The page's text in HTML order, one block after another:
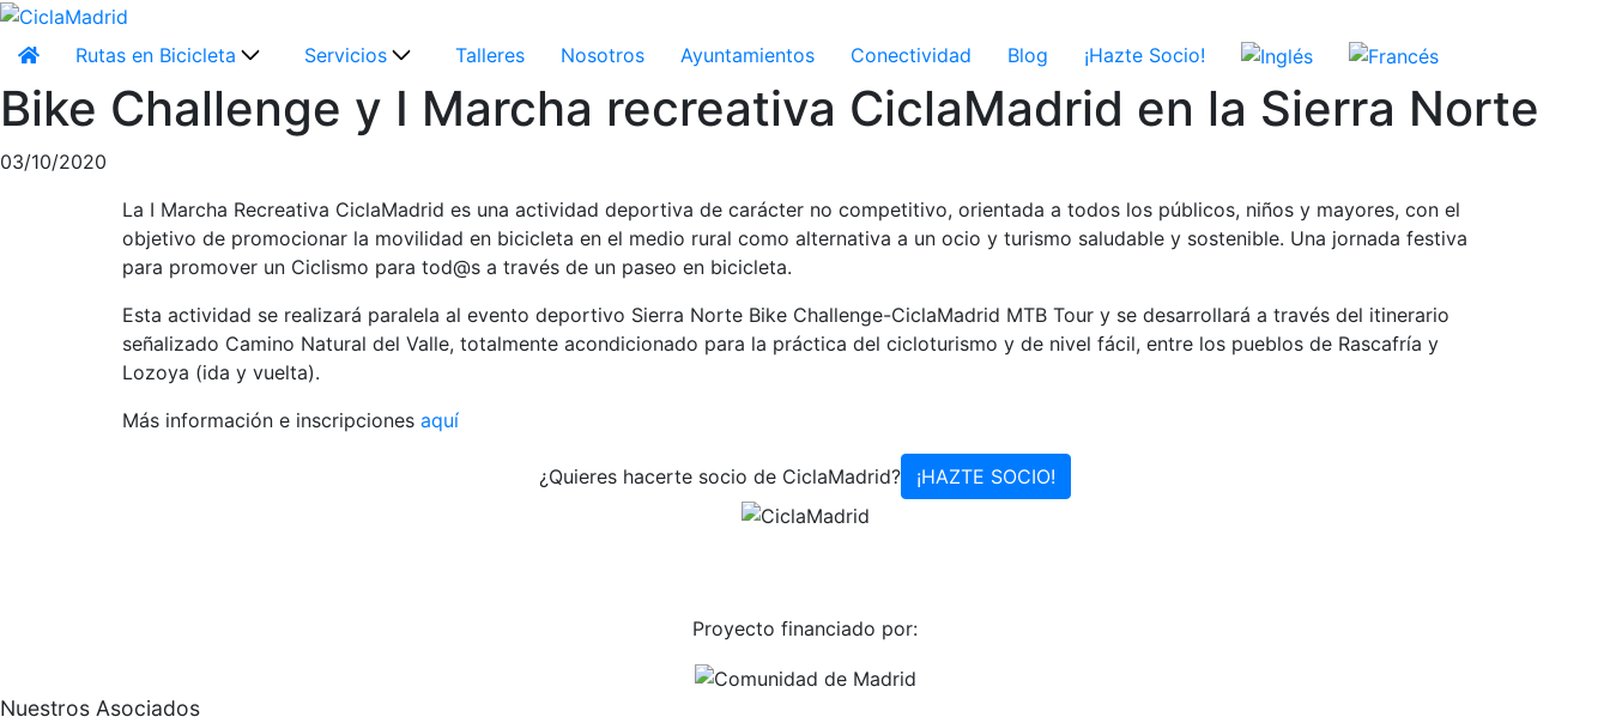
Rutas en Bicicleta Servicios Talleres Nosotros Ayuntamientos Conectividad Blog ¡Hazte Socio!
Bike Challenge y I Marcha recreativa CiclaMadrid en la Sierra Norte
03/10/2020
La I Marcha Recreativa CiclaMadrid es una actividad deportiva de carácter no competitivo, orientada a todos los públicos, niños y mayores, con el
objetivo de promocionar la movilidad en bicicleta en el medio rural como alternativa a un ocio y turismo saludable y sostenible. Una jornada festiva
para promover un Ciclismo para tod@s a través de un paseo en bicicleta.
Esta actividad se realizará paralela al evento deportivo Sierra Norte Bike Challenge-CiclaMadrid MTB Tour y se desarrollará a través del itinerario
señalizado Camino Natural del Valle, totalmente acondicionado para la práctica del cicloturismo y de nivel fácil, entre los pueblos de Rascafría y
Lozoya (ida y vuelta).
Más información e inscripciones aquí
¿Quieres hacerte socio de CiclaMadrid? ¡HAZTE SOCIO!
Proyecto financiado por:
Nuestros Asociados